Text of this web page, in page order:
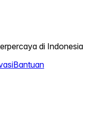
di Indonesia
Bantuan